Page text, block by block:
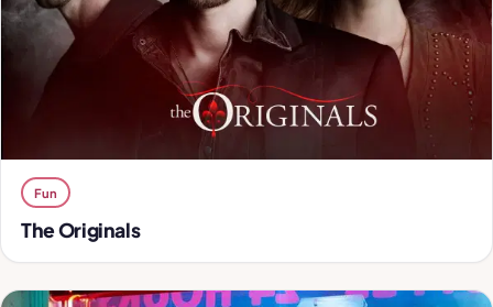
Fun
The Originals